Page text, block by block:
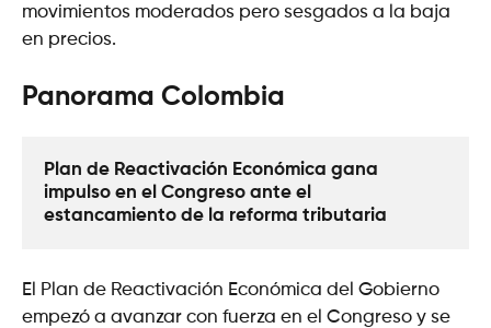
movimientos moderados pero sesgados a la baja
en precios.
Panorama Colombia
Plan de Reactivación Económica gana
impulso en el Congreso ante el
estancamiento de la reforma tributaria
El Plan de Reactivación Económica del Gobierno
empezó a avanzar con fuerza en el Congreso y se